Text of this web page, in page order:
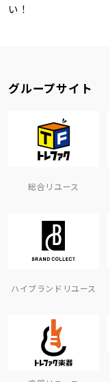
い！
グループサイト
総合リユース
ハイブランドリユース